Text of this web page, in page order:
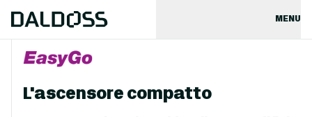
MENU
L'ascensore compatto